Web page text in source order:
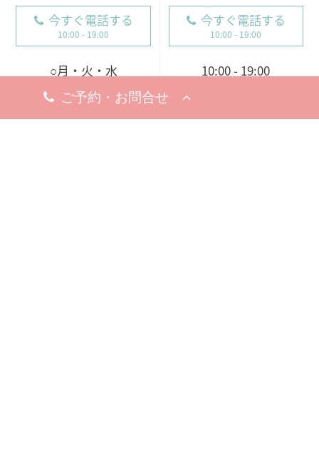
今すぐ電話する
10:00 - 19:00
○月・火・水
10:00 - 19:00
○木・金・土・日
今すぐ電話する
10:00 - 19:00
10:00 - 19:00
休診日